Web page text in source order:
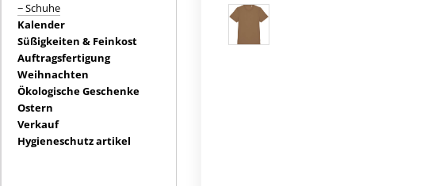
− Schuhe
Kalender
Süßigkeiten & Feinkost
Auftragsfertigung
Weihnachten
Ökologische Geschenke
Ostern
Verkauf
Hygieneschutz artikel